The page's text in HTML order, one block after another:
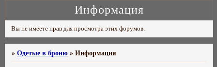
Информация
Вы не имеете прав для просмотра этих форумов.
»Одетые в броню »Информация